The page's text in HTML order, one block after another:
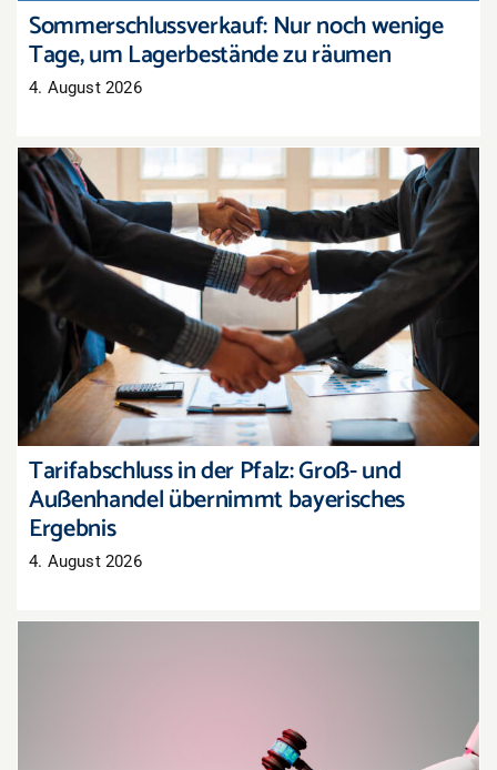
Sommerschlussverkauf: Nur noch wenige
Tage, um Lagerbestände zu räumen
4. August 2026
Tarifabschluss in der Pfalz: Groß- und
Außenhandel übernimmt bayerisches Ergebnis
Tarifabschluss in der Pfalz: Groß- und
Außenhandel übernimmt bayerisches
Ergebnis
4. August 2026